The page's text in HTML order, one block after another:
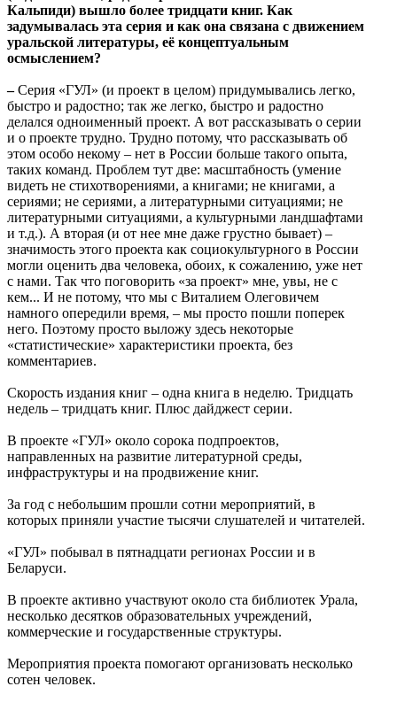
Кальпиди) вышло более тридцати книг. Как
задумывалась эта серия и как она связана с движением
уральской литературы, её концептуальным
осмыслением?
–Серия «ГУЛ» (и проект в целом) придумывались легко,
быстро и радостно; так же легко, быстро и радостно
делался одноименный проект. А вот рассказывать о серии
и о проекте трудно. Трудно потому, что рассказывать об
этом особо некому – нет в России больше такого опыта,
таких команд. Проблем тут две: масштабность (умение
видеть не стихотворениями, а книгами; не книгами, а
сериями; не сериями, а литературными ситуациями; не
литературными ситуациями, а культурными ландшафтами
и т.д.). А вторая (и от нее мне даже грустно бывает) –
значимость этого проекта как социокультурного в России
могли оценить два человека, обоих, к сожалению, уже нет
с нами. Так что поговорить «за проект» мне, увы, не с
кем... И не потому, что мы с Виталием Олеговичем
намного опередили время, – мы просто пошли поперек
него. Поэтому просто выложу здесь некоторые
«статистические» характеристики проекта, без
комментариев.
Скорость издания книг – одна книга в неделю. Тридцать
недель – тридцать книг. Плюс дайджест серии.
В проекте «ГУЛ» около сорока подпроектов,
направленных на развитие литературной среды,
инфраструктуры и на продвижение книг.
За год с небольшим прошли сотни мероприятий, в
которых приняли участие тысячи слушателей и читателей.
«ГУЛ» побывал в пятнадцати регионах России и в
Беларуси.
В проекте активно участвуют около ста библиотек Урала,
несколько десятков образовательных учреждений,
коммерческие и государственные структуры.
Мероприятия проекта помогают организовать несколько
сотен человек.